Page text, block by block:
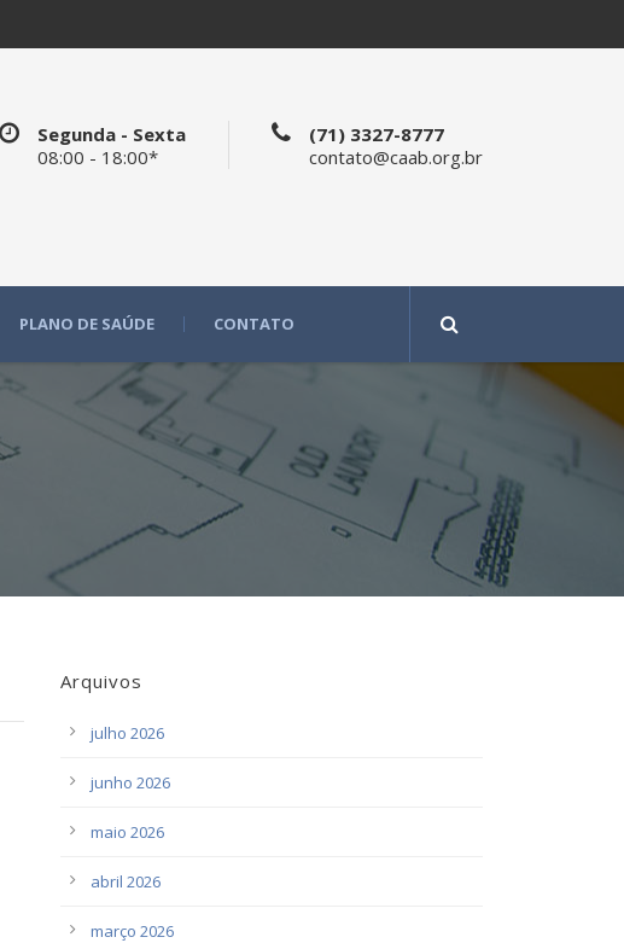
Segunda - Sexta
08:00 - 18:00*
(71) 3327-8777
contato@caab.org.br
PLANO DE SAÚDE CONTATO
Arquivos
julho 2026
junho 2026
maio 2026
abril 2026
março 2026